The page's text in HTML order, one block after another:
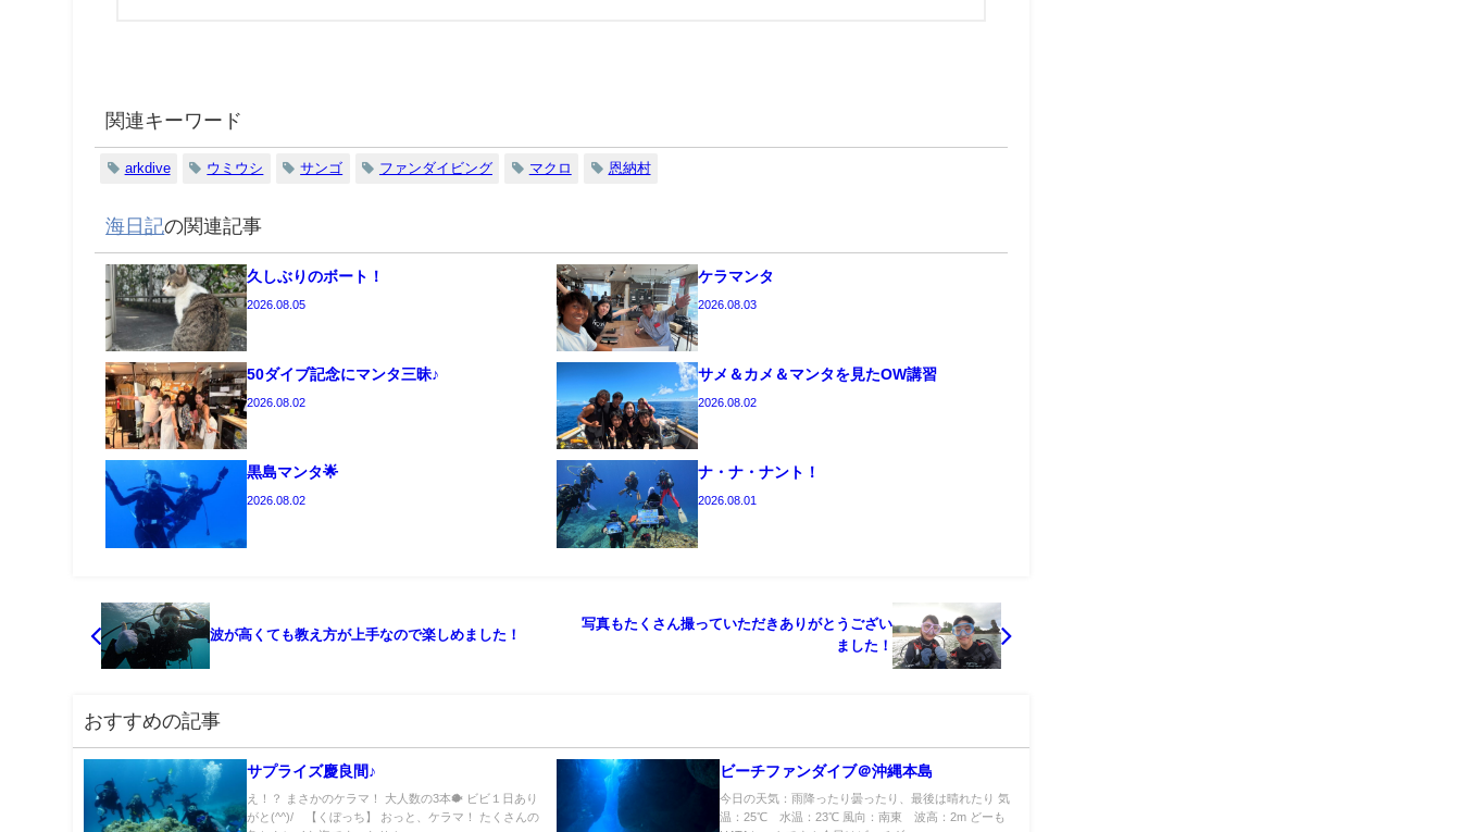
関連キーワード
arkdive ウミウシ サンゴ ファンダイビング マクロ 恩納村
海日記の関連記事
久しぶりのボート！
2026.08.05
ケラマンタ
2026.08.03
50ダイブ記念にマンタ三昧♪
2026.08.02
サメ＆カメ＆マンタを見たOW講習
2026.08.02
黒島マンタ🌟
2026.08.02
ナ・ナ・ナント！
2026.08.01
波が高くても教え方が上手なので楽しめました！
写真もたくさん撮っていただきありがとうござい
ました！
おすすめの記事
サプライズ慶良間♪
え！？ まさかのケラマ！ 大人数の3本🐡 ビビ１日あり
がと(^^)/ 【くぼっち】 おっと、ケラマ！ たくさんの
ビーチファンダイブ＠沖縄本島
今日の天気：雨降ったり曇ったり、最後は晴れたり 気
温：25℃ 水温：23℃ 風向：南東 波高：2m どーも